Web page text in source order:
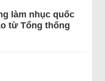
làm nhục quốc
từ Tổng thống